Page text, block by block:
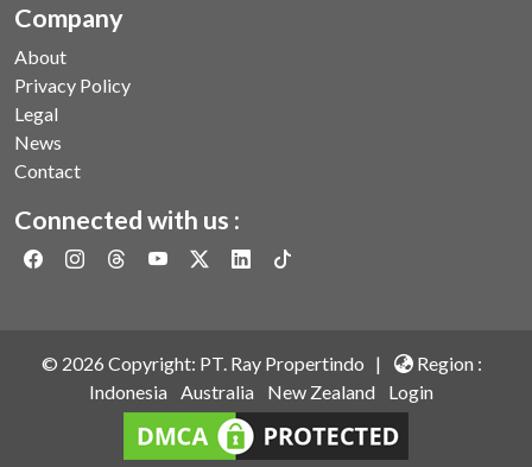
Company
About
Privacy Policy
Legal
News
Contact
Connected with us :
© 2026 Copyright: PT. Ray Propertindo |
Region :
Indonesia
Australia New Zealand Login